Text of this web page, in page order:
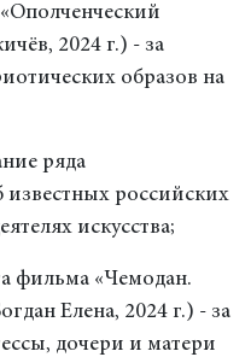
2024 г.) - за
образов на
ряда
российских
искусства;
фильма «Чемодан.
Елена, 2024 г.) - за
дочери и матери